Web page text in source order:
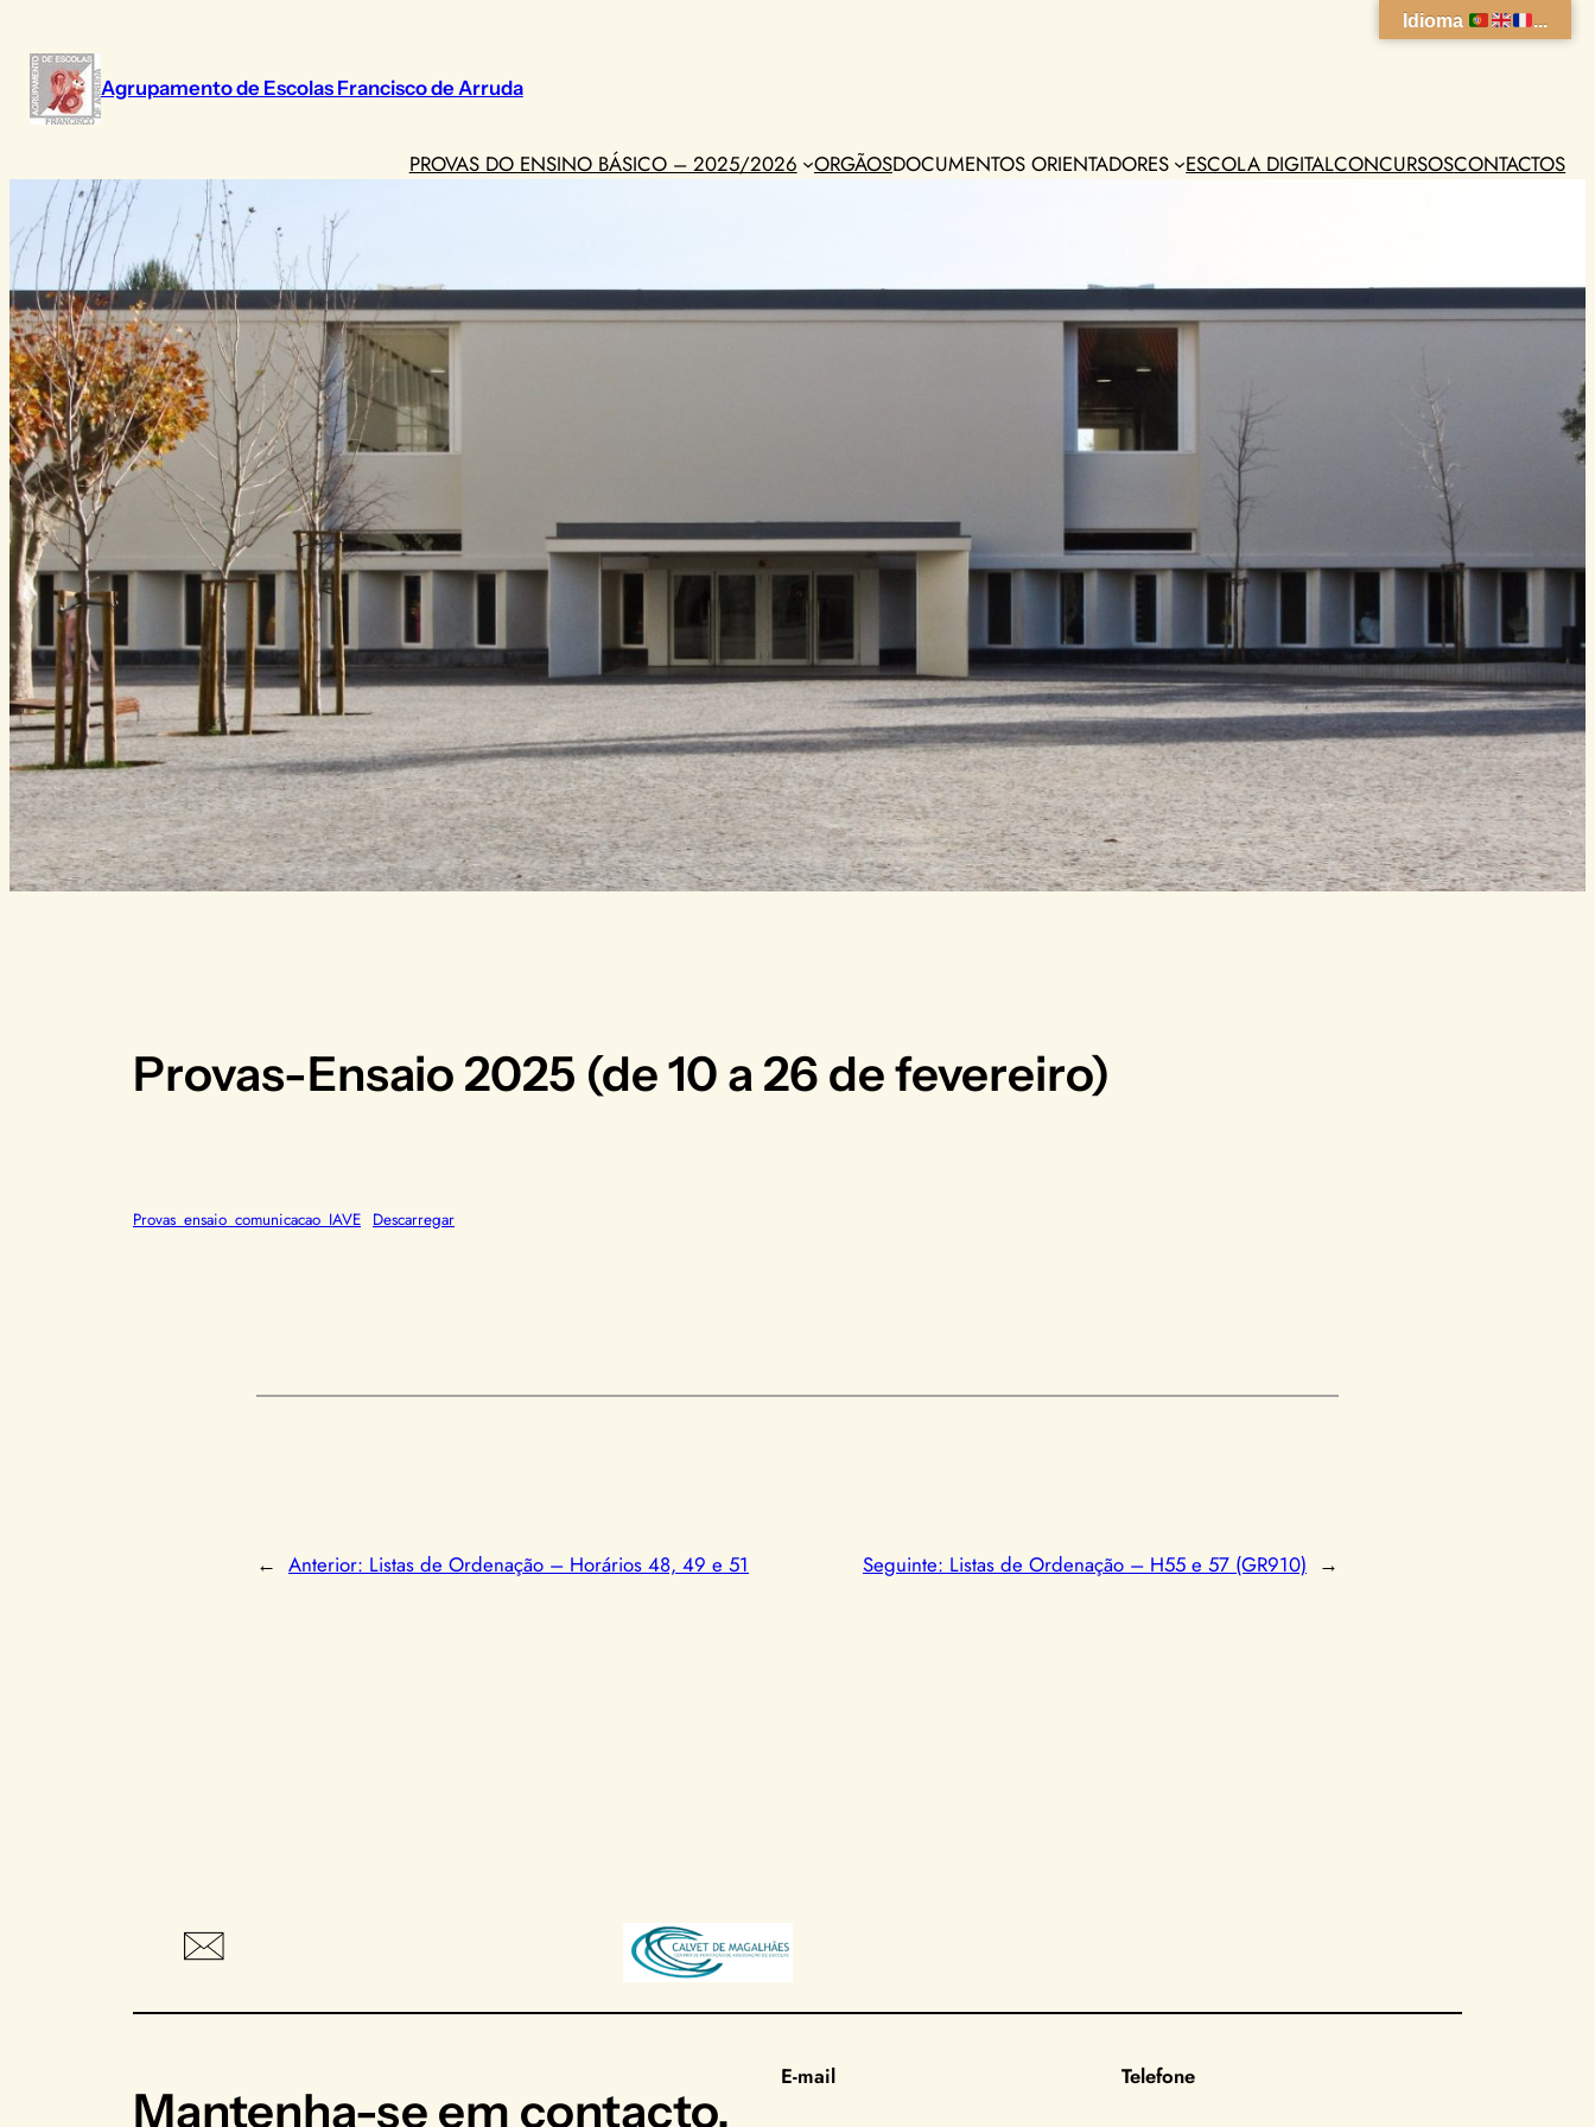
para
conteúdo
Agrupamento de Escolas Francisco de Arruda
PROVAS DO ENSINO BÁSICO – 2025/2026 ORGÃOSDOCUMENTOS ORIENTADORES ESCOLA DIGITALCONCURSOSCONTACTOS
Provas-Ensaio 2025 (de 10 a 26 de fevereiro)
Provas_ensaio_comunicacao_IAVE Descarregar
← Anterior: Listas de Ordenação – Horários 48, 49 e 51 Seguinte: Listas de Ordenação – H55 e 57 (GR910) →
Mantenha-se em contacto.
E-mail Telefone
Idioma ...